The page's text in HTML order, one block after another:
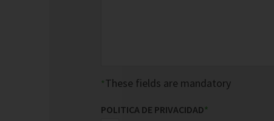
These fields are mandatory
POLITICA DE PRIVACIDAD*